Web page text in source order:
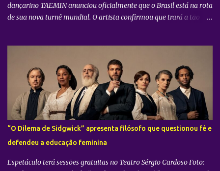
dançarino TAEMIN anunciou oficialmente que o Brasil está na rota
de sua nova turnê mundial. O artista confirmou que trará a tão
excursão do astro rodará o mundo com apresentações distribuídas
pela Ásia, América do Norte e América do Sul. Além do aguardado
encontro com os fãs brasileiros em São Paulo, a agenda
internacional do artista tem paradas confirmadas em metrópoles
como Seul, San José, Los Angeles, Las Vegas, Grand Prairie,
Chicago, Newark, Monterrey, Cidade do México, Santiago e Lima.
Retorno após sucesso como solista no país Foto: Divulgação A
confirmação do novo espetáculo firma o rápido retorno de
TAEMIN ...
“O Dilema de Sidgwick” apresenta filósofo que questionou fé e
defendeu a educação feminina
Espetáculo terá sessões gratuitas no Teatro Sérgio Cardoso Foto: